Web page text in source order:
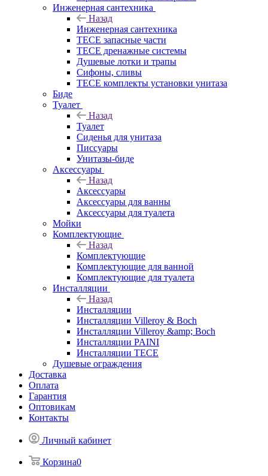
Инженерная сантехника
Назад
Инженерная сантехника
TECE запасные части
TECE дренажные системы
Душевые лотки и трапы
Сифоны, сливы
TECE комплекты установки унитаза
Биде
Туалет
Назад
Туалет
Сиденья для унитаза
Писсуары
Унитазы-биде
Аксессуары
Назад
Аксессуары
Аксессуары для ванны
Аксессуары для туалета
Мойки
Комплектующие
Назад
Комплектующие
Комплектующие для ванной
Комплектующие для туалета
Инсталляции
Назад
Инсталляции
Инсталляции Villeroy & Boch
Инсталляции Villeroy &amp; Boch
Инсталляции PAINI
Инсталляции TECE
Душевые ограждения
Доставка
Оплата
Гарантия
Оптовикам
Контакты
Личный кабинет
Корзина0